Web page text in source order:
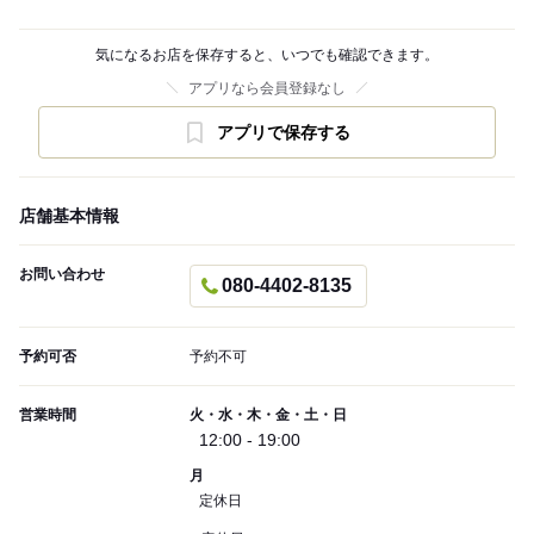
気になるお店を保存すると、いつでも確認できます。
アプリなら会員登録なし
アプリで保存する
店舗基本情報
お問い合わせ
080-4402-8135
予約可否 予約不可
営業時間 火・水・木・金・土・日
12:00 - 19:00
月
定休日